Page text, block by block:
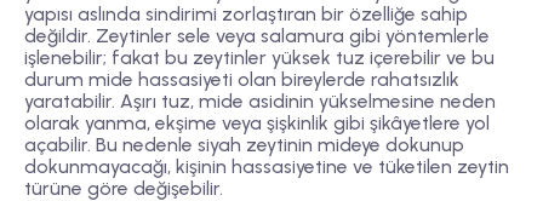
yapısı aslında sindirimi zorlaştıran bir özelliğe sahip
değildir. Zeytinler sele veya salamura gibi yöntemlerle
işlenebilir; fakat bu zeytinler yüksek tuz içerebilir ve bu
durum mide hassasiyeti olan bireylerde rahatsızlık
yaratabilir. Aşırı tuz, mide asidinin yükselmesine neden
olarak yanma, ekşime veya şişkinlik gibi şikâyetlere yol
açabilir. Bu nedenle siyah zeytinin mideye dokunup
dokunmayacağı, kişinin hassasiyetine ve tüketilen zeytin
türüne göre değişebilir.